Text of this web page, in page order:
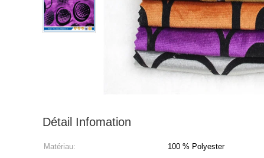
Détail Infomation
Matériau: 100 % Polyester